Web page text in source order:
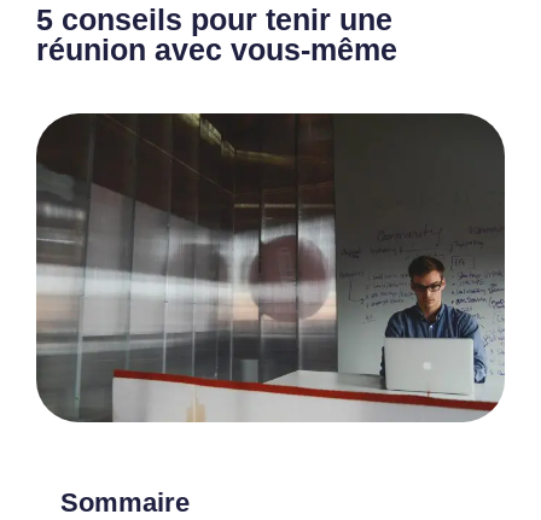
5 conseils pour tenir une
réunion avec vous-même
Sommaire